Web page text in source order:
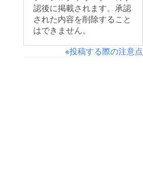
認後に掲載されます。承認
された内容を削除すること
はできません。
※投稿する際の注意点